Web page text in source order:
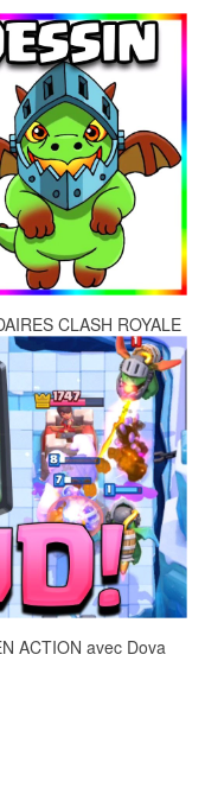
CLASH ROYALE
ACTION avec Dova